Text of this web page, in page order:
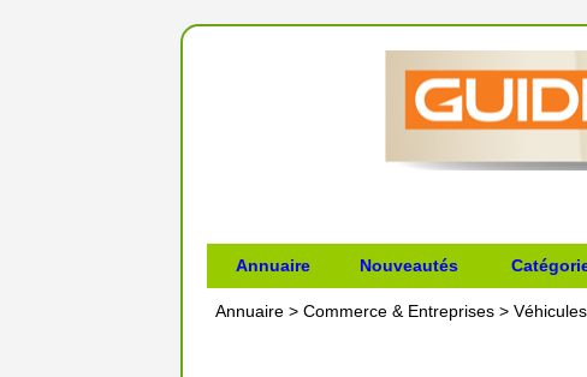
Annuaire Nouveautés
Annuaire > Commerce & Entreprises > Véhicules